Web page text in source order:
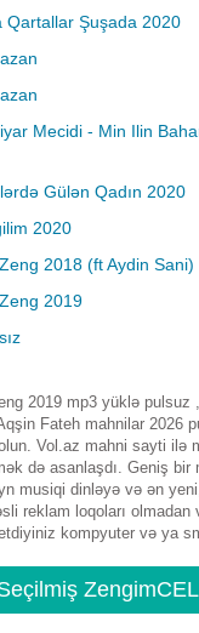
Qartallar Şuşada 2020
Mecidi - Min Ilin
Gülən Qadın 2020
2020
2018 (ft Aydin Sani)
2019
2019 mp3 yüklə pulsuz
Fateh mahnilar 2026
Vol.az mahni sayti ilə
də asanlaşdı. Geniş
musiqi dinləyə və ən
reklam loqoları
kompyuter və ya